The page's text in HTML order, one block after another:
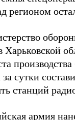
регионом
Харьковской
сутки
станций
армия